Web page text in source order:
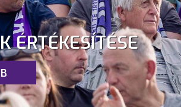
ÉRTÉKESÍTÉSE